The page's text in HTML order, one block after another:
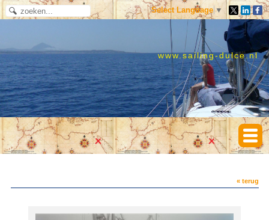
Select Language ▼
www.sailing-dulce.nl
« terug